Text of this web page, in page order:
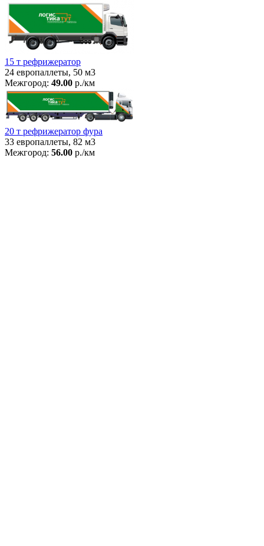
15 т рефрижератор
24 европаллеты, 50 м3
Межгород: 49.00 р./км
20 т рефрижератор фура
33 европаллеты, 82 м3
Межгород: 56.00 р./км